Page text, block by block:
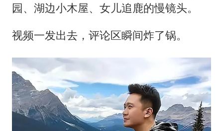
园、湖边小木屋、女儿追鹿的慢镜头。
视频一发出去，评论区瞬间炸了锅。